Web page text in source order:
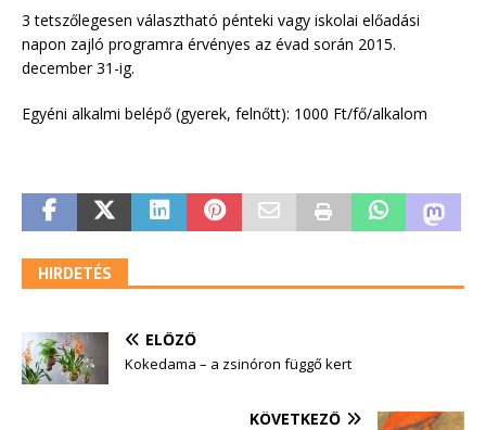
3 tetszőlegesen választható pénteki vagy iskolai előadási
napon zajló programra érvényes az évad során 2015.
december 31-ig.
Egyéni alkalmi belépő (gyerek, felnőtt): 1000 Ft/fő/alkalom
HIRDETÉS
ELŐZŐ
Kokedama – a zsinóron függő kert
KÖVETKEZŐ